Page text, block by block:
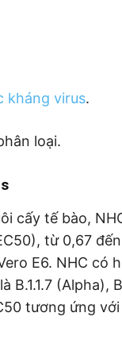
kháng virus.
loại.
cấy tế bào,
từ 0,67
E6. NHC
B.1.1.7 (Alpha),
tương ứng